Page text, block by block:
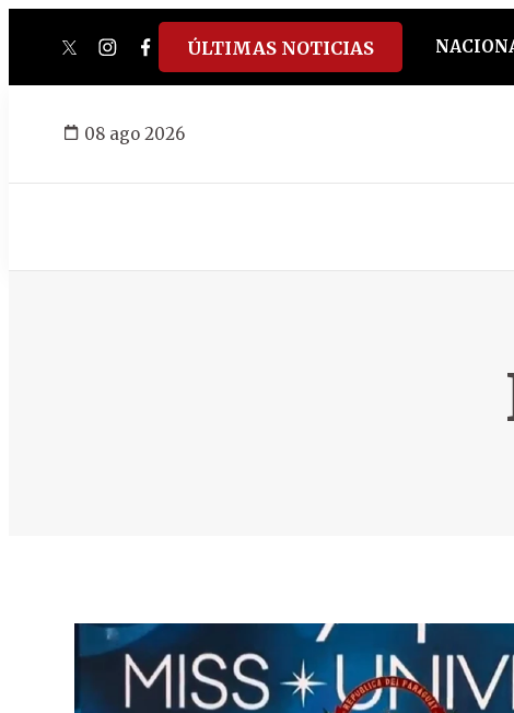
twitterinstagram
facebook
tiktokyoutube
spotify
ÚLTIMAS NOTICIAS
08 ago 2026